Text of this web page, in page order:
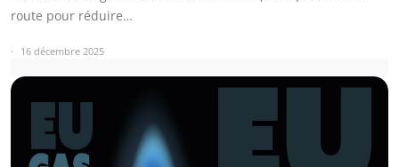
route pour réduire…
16 décembre 2025